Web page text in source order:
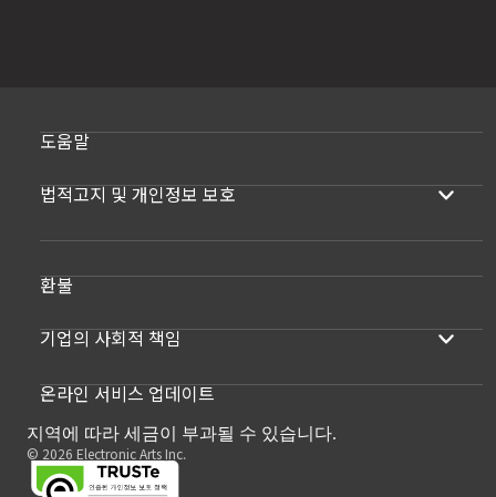
도움말
법적고지 및 개인정보 보호
환불
기업의 사회적 책임
온라인 서비스 업데이트
지역에 따라 세금이 부과될 수 있습니다.
© 2026 Electronic Arts Inc.